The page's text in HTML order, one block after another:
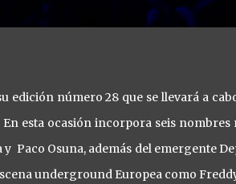
edición número 28 que se llevará a
esta ocasión incorpora seis nombres
Paco Osuna, además del emergente
underground Europea como Freddy